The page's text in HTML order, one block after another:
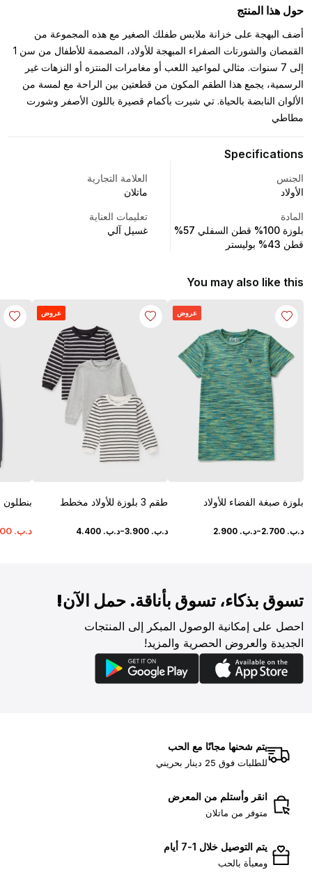
حول هذا المنتج
أضف البهجة على خزانة ملابس طفلك الصغير مع هذه المجموعة من
القمصان والشورتات الصفراء المبهجة للأولاد، المصممة للأطفال من سن 1
إلى 7 سنوات. مثالي لمواعيد اللعب أو مغامرات المنتزه أو النزهات غير
الرسمية، يجمع هذا الطقم المكون من قطعتين بين الراحة مع لمسة من
الألوان النابضة بالحياة. تي شيرت بأكمام قصيرة باللون الأصفر وشورت
مطاطي
Specifications
الجنس
الأولاد
العلامة التجارية
ماتلان
المادة
بلوزة 100% قطن السفلي 57%
قطن 43% بوليستر
تعليمات العناية
غسيل آلي
You may also like this
عروض
بلوزة صبغة الفضاء للأولاد
د.ب. 2.700
-د.ب. 2.900
عروض
طقم 3 بلوزة للأولاد مخطط
د.ب. ‏
3.900
-د.ب. ‏
4.400
بنطلون
د.ب. ‏
تسوق بذكاء، تسوق بأناقة. حمل الآن!
احصل على إمكانية الوصول المبكر إلى المنتجات
الجديدة والعروض الحصرية والمزيد!
يتم شحنها مجانًا مع الحب
للطلبات فوق 25 دينار بحريني
انقر وأستلم من المعرض
متوفر من ماتلان
يتم التوصيل خلال 1-7 أيام
ومعبأة بالحب